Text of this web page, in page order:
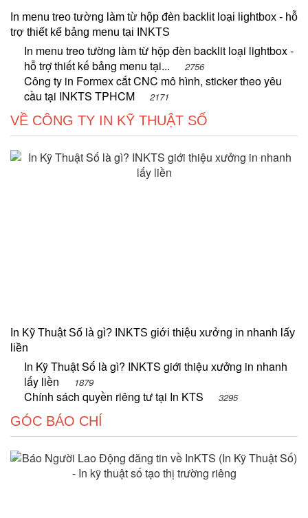
In menu treo tường làm từ hộp đèn backlit loại lightbox - hỗ
trợ thiết kế bảng menu tại INKTS
In menu treo tường làm từ hộp đèn backlit loại lightbox -
hỗ trợ thiết kế bảng menu tại...
2756
Công ty in Formex cắt CNC mô hình, sticker theo yêu
cầu tại INKTS TPHCM
2171
VỀ CÔNG TY IN KỸ THUẬT SỐ
In Kỹ Thuật Số là gì? INKTS giới thiệu xưởng in nhanh lấy
liền
In Kỹ Thuật Số là gì? INKTS giới thiệu xưởng in nhanh
lấy liền
1879
Chính sách quyền riêng tư tại In KTS 3295
GÓC BÁO CHÍ